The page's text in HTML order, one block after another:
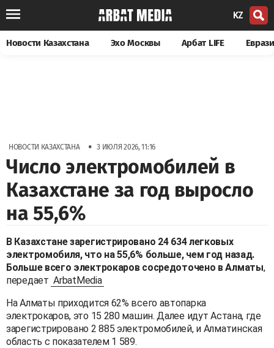
KZ
Новости Казахстана Эхо Москвы Арбат LIFE
НОВОСТИ КАЗАХСТАНА • 3 ИЮЛЯ 2026, 11:16
Число электромобилей в
Казахстане за год выросло
на 55,6%
В Казахстане зарегистрировано 24 634 легковых
электромобиля, что на 55,6% больше, чем год назад.
Больше всего электрокаров сосредоточено в Алматы,
передает ArbatMedia
На Алматы приходится 62% всего автопарка
электрокаров, это 15 280 машин. Далее идут Астана, где
зарегистрировано 2 885 электромобилей, и Алматинская
область с показателем 1 589.